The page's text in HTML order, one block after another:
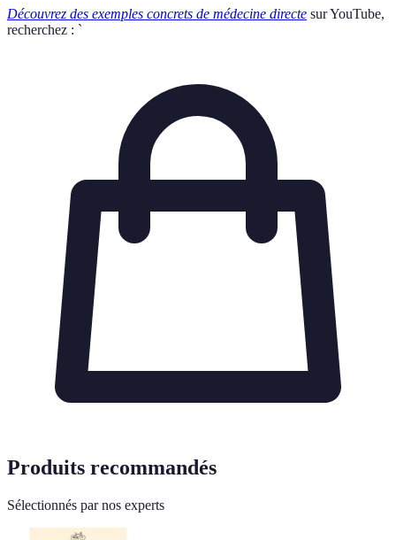
Découvrez des exemples concrets de médecine directe sur YouTube,
recherchez : `
Produits recommandés
Sélectionnés par nos experts